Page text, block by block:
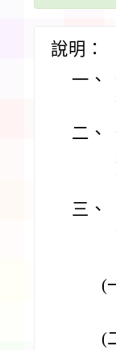
說明：
一、
二、
三、
(
(